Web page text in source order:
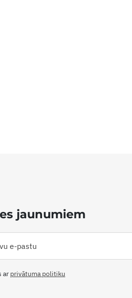
jaunumiem
ar privātuma politiku